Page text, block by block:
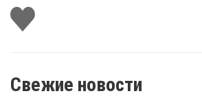
Поставить
лайк
Свежие новости